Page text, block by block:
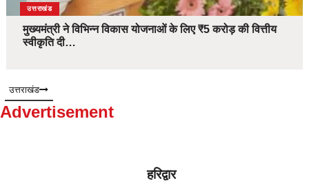
उत्तराखंड
मुख्यमंत्री ने विभिन्न विकास योजनाओं के लिए ₹5 करोड़ की वित्तीय
स्वीकृति दी…
उत्तराखंड
Advertisement
हरिद्वार